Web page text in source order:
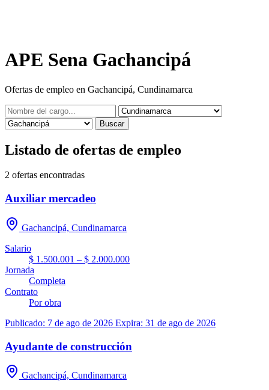
APE Sena Gachancipá
Ofertas de empleo en Gachancipá, Cundinamarca
Buscar
Listado de ofertas de empleo
2 ofertas encontradas
Auxiliar mercadeo
Gachancipá, Cundinamarca
Salario
$ 1.500.001 – $ 2.000.000
Jornada
Completa
Contrato
Por obra
Publicado: 7 de ago de 2026 Expira: 31 de ago de 2026
Ayudante de construcción
Gachancipá, Cundinamarca